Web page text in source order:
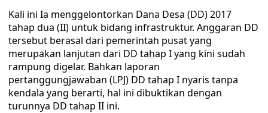
Kali ini Ia menggelontorkan Dana Desa (DD) 2017
tahap dua (II) untuk bidang infrastruktur. Anggaran DD
tersebut berasal dari pemerintah pusat yang
merupakan lanjutan dari DD tahap I yang kini sudah
rampung digelar. Bahkan laporan
pertanggungjawaban (LPJ) DD tahap I nyaris tanpa
kendala yang berarti, hal ini dibuktikan dengan
turunnya DD tahap II ini.